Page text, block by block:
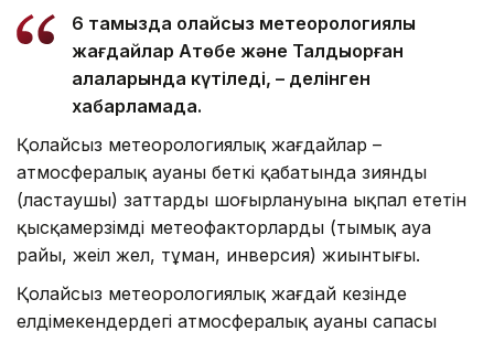
6 тамызда қолайсыз метеорологиялық
жағдайлар Ақтөбе және Талдықорған
қалаларында күтіледі, – делінген
хабарламада.
Қолайсыз метеорологиялық жағдайлар –
атмосфералық ауаның беткі қабатында зиянды
(ластаушы) заттардың шоғырлануына ықпал ететін
қысқамерзімді метеофакторлардың (тымық ауа
райы, жеңіл жел, тұман, инверсия) жиынтығы.
Қолайсыз метеорологиялық жағдай кезінде
елдімекендердегі атмосфералық ауаның сапасы